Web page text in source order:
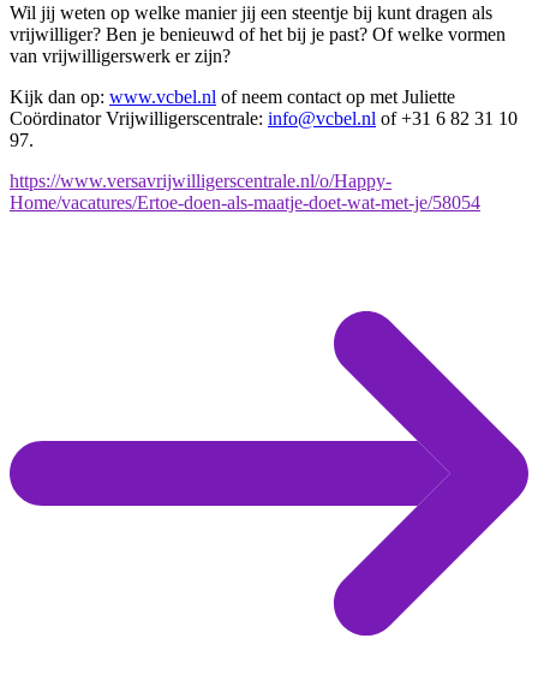
Wil jij weten op welke manier jij een steentje bij kunt dragen als
vrijwilliger? Ben je benieuwd of het bij je past? Of welke vormen
van vrijwilligerswerk er zijn?
Kijk dan op: www.vcbel.nl of neem contact op met Juliette
Coördinator Vrijwilligerscentrale: info@vcbel.nl of +31 6 82 31 10
97.
https://www.versavrijwilligerscentrale.nl/o/Happy-
Home/vacatures/Ertoe-doen-als-maatje-doet-wat-met-je/58054